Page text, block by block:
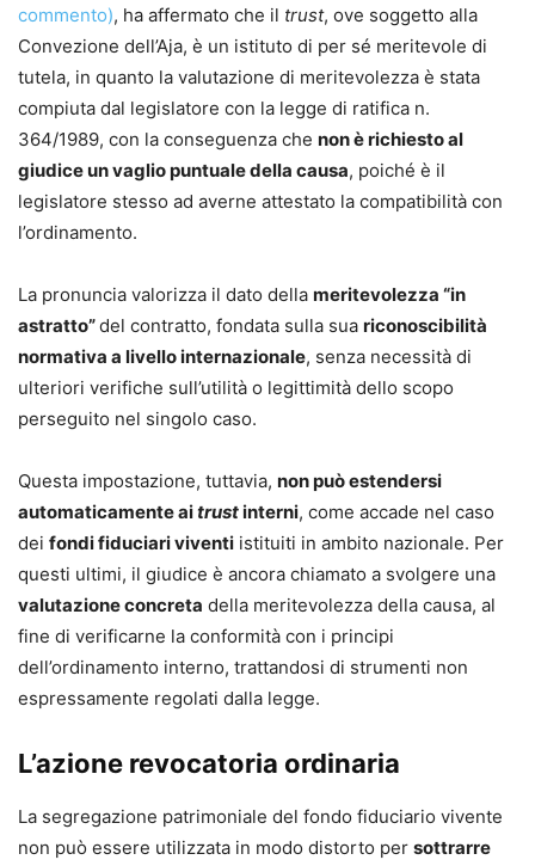
commento), ha affermato che il trust, ove soggetto alla
Convezione dell’Aja, è un istituto di per sé meritevole di
tutela, in quanto la valutazione di meritevolezza è stata
compiuta dal legislatore con la legge di ratifica n.
364/1989, con la conseguenza che non è richiesto al
giudice un vaglio puntuale della causa, poiché è il
legislatore stesso ad averne attestato la compatibilità con
l’ordinamento.
La pronuncia valorizza il dato della meritevolezza “in
astratto”del contratto, fondata sulla sua riconoscibilità
normativa a livello internazionale, senza necessità di
ulteriori verifiche sull’utilità o legittimità dello scopo
perseguito nel singolo caso.
Questa impostazione, tuttavia, non può estendersi
automaticamente aitrustinterni, come accade nel caso
dei fondi fiduciari viventi istituiti in ambito nazionale. Per
questi ultimi, il giudice è ancora chiamato a svolgere una
valutazione concreta della meritevolezza della causa, al
fine di verificarne la conformità con i principi
dell’ordinamento interno, trattandosi di strumenti non
espressamente regolati dalla legge.
L’azione revocatoria ordinaria
La segregazione patrimoniale del fondo fiduciario vivente
non può essere utilizzata in modo distorto per sottrarre